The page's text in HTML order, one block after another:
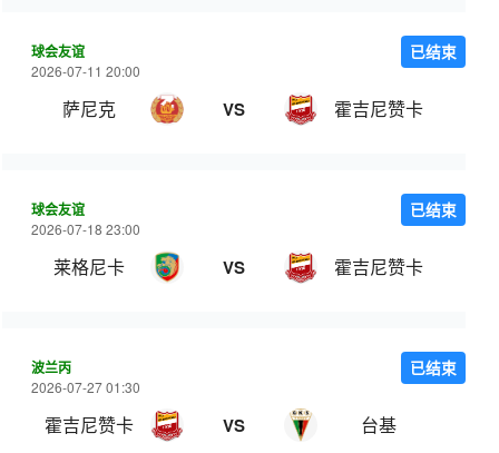
球会友谊
2026-07-11 20:00
萨尼克 VS 霍吉尼赞卡
已结束
球会友谊
2026-07-18 23:00
莱格尼卡 VS 霍吉尼赞卡
已结束
波兰丙
2026-07-27 01:30
霍吉尼赞卡 VS 台基
已结束